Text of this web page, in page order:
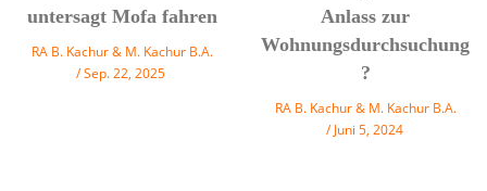
untersagt Mofa fahren
RA B. Kachur & M. Kachur B.A.
Sep. 22, 2025
Anlass zur
Wohnungsdurchsuchung
?
RA B. Kachur & M. Kachur B.A.
Juni 5, 2024